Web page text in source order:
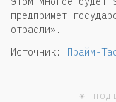
предпримет
отрасли».
Источник: Прайм-
☀